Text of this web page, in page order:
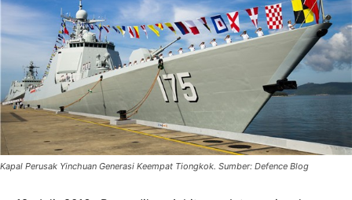
Kapal Perusak Yinchuan Generasi Keempat Tiongkok. Sumber: Defence Blog